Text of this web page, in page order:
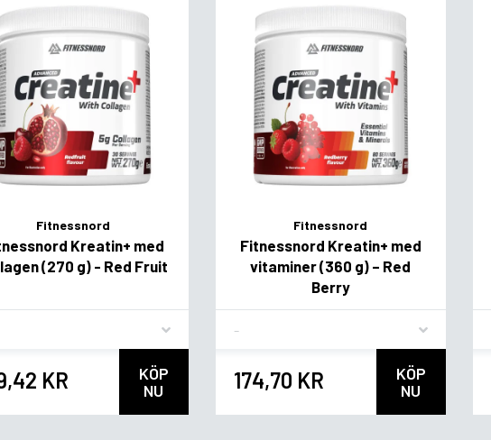
Fitnessnord
Kreatin+ med
(270 g) - Red Fruit
KR
KÖP
NU
Fitnessnord
Fitnessnord Kreatin+ med
vitaminer (360 g) – Red
Berry
174,70 KR
KÖP
NU